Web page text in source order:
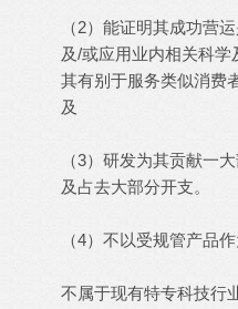
（2）能证明其成功营
及/或应用业内相关科
其有别于服务类似消费
及
（3）研发为其贡献一
及占去大部分开支。
（4）不以受规管产品
不属于现有特专科技行